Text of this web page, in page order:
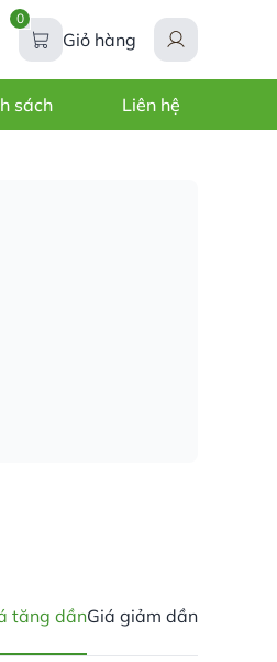
0
Giỏ hàng
sách Liên hệ
tăng dầnGiá giảm dần